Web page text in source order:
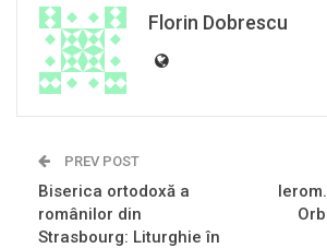
Florin Dobrescu
PREV POST
Biserica ortodoxă a
românilor din
Strasbourg: Liturghie în